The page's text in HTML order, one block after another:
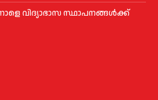
വിദ്യാഭാസ സ്ഥാപനങ്ങള്‍ക്ക്